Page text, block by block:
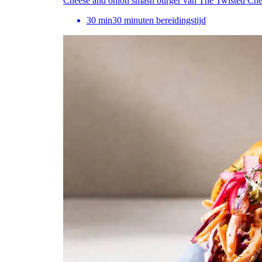
30 min30 minuten bereidingstijd